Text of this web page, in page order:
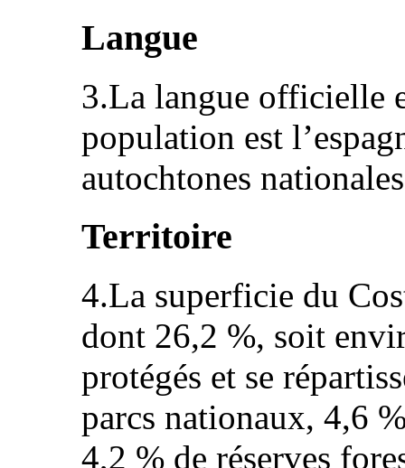
Langue
3.La langue officielle
population est
autochtones
Territoire
4.La superficie du
dont 26,2 %, soit
protégés et se
parcs nationaux, 4,6
4,2 % de réserves